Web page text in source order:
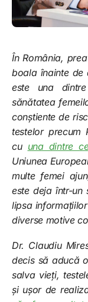
În România,
boala înainte de
este una
sănătatea
conștiente de
testelor precum
cu una dintre
Uniunea
multe femei
este deja într-un
lipsa
diverse motive
Dr. Claudiu
decis să aducă
salva vieți,
și ușor de